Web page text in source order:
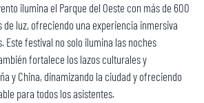
ilumina el Parque del Oeste con más de 600
de luz, ofreciendo una experiencia inmersiva
Este festival no solo ilumina las noches
fortalece los lazos culturales y
y China, dinamizando la ciudad y ofreciendo
para todos los asistentes.